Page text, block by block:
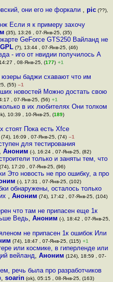
они его не форкали ,pic (??),
Если я к примеру захочу
(35), 13:26 , 07-Янв-25, (35)
GeForce GTS250 Вайланд не
(?), 13:44 , 07-Янв-25, (46)
- иго от нвидии получилось А
, 08-Янв-25, (177) +1
баджи схавают что им
(55) –1
новостей Можно достать свою
, 07-Янв-25, (56) +1
в их любителях Они толком
10:39 , 10-Янв-25, (189)
стоят Пока есть Xfce
(74), 16:09 , 07-Янв-25, (74) –1
для тестирования
Аноним (-), 16:24 , 07-Янв-25, (82)
только и заняты тем, что
(74), 17:20 , 07-Янв-25, (96)
Это новость не про ошибку, а про
(-), 17:31 , 07-Янв-25, (102)
обнаружены, осталось только
, Аноним (74), 17:42 , 07-Янв-25, (104)
что там не припасен еще 1к
Ведь, Аноним (-), 18:42 , 07-Янв-25,
не припасен 1к ошибок Или
(74), 18:47 , 07-Янв-25, (115) +1
или космике, в гиперленде или
вейланд, Аноним (124), 18:59 , 07-
речь была про разработчиков
,soarin (ok), 05:15 , 08-Янв-25, (163)